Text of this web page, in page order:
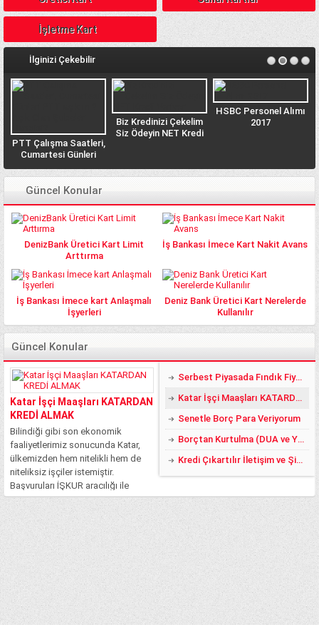
İşletme Kart
İlginizi Çekebilir
PTT Çalışma Saatleri,
Cumartesi Günleri
Olan Şubeler Hangisi?
Biz Kredinizi Çekelim
Siz Ödeyin NET Kredi
HSBC Personel Alımı
2017
Güncel Konular
DenizBank Üretici Kart Limit
Arttırma
İş Bankası İmece Kart Nakit Avans
İş Bankası İmece kart Anlaşmalı
İşyerleri
Deniz Bank Üretici Kart Nerelerde
Kullanılır
Güncel Konular
Katar İşçi Maaşları KATARDAN
KREDİ ALMAK
Bilindiği gibi son ekonomik
faaliyetlerimiz sonucunda Katar,
ülkemizden hem nitelikli hem de
niteliksiz işçiler istemiştir.
Başvuruları İŞKUR aracılığı ile
yapılan bu işler, ciddi şekilde
rağbet görmüştür. Fakat şu an
itibari ile bilinmeyen ve merak
edilen asıl konu, Katar’da işçi
maaşlarının...
Serbest Piyasada Fındık Fiyatları 2018 DE YÜZLER GÜLER:)
Katar İşçi Maaşları KATARDAN KREDİ ALMAK
Senetle Borç Para Veriyorum
Borçtan Kurtulma (DUA ve YÖNTEMLER)
Kredi Çıkartılır İletişim ve Şikayet